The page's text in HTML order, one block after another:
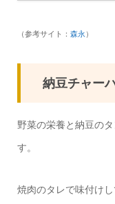
（参考サイト： 森永）
納豆チャー
野菜の栄養と納豆の
す。
焼肉のタレで味付け